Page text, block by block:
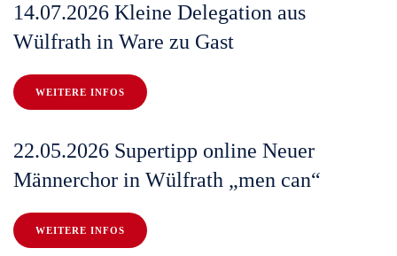
14.07.2026 Kleine Delegation aus
Wülfrath in Ware zu Gast
WEITERE INFOS
22.05.2026 Supertipp online Neuer
Männerchor in Wülfrath „men can“
WEITERE INFOS